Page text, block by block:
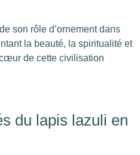
son rôle d’ornement dans
la beauté, la spiritualité et
de cette civilisation
du lapis lazuli en